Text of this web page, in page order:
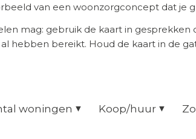
van een woonzorgconcept dat je
mag: gebruik de kaart in
al hebben bereikt. Houd de kaart in de